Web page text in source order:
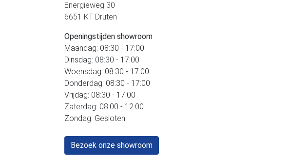
Energieweg 30
6651 KT Druten
Openingstijden showroom
Maandag: 08:30 - 17:00
Dinsdag: 08:30 - 17:00
Woensdag: 08:30 - 17:00
Donderdag: 08:30 - 17:00
Vrijdag: 08:30 - 17:00
Zaterdag: 08:00 - 12:00
Zondag: Gesloten
Bezoek onze showroom